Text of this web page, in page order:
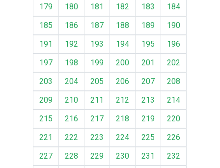
179
180 181 182 183
184
185
186 187 188 189
190
191
192 193 194 195
196
197
198 199 200 201
202
203
204 205 206 207
208
209
210 211 212 213
214
215
216 217 218 219
220
221
222 223 224 225
226
227
228 229 230 231
232